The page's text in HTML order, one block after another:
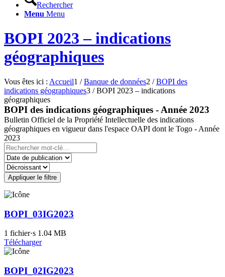
Rechercher
Menu Menu
BOPI 2023 – indications
géographiques
Vous êtes ici : Accueil1 / Banque de données2 / BOPI des
indications géographiques3 / BOPI 2023 – indications
géographiques
BOPI des indications géographiques - Année 2023
Bulletin Officiel de la Propriété Intellectuelle des indications
géographiques en vigueur dans l'espace OAPI dont le Togo - Année
2023
Appliquer le filtre
BOPI_03IG2023
1 fichier·s 1.04 MB
Télécharger
BOPI_02IG2023